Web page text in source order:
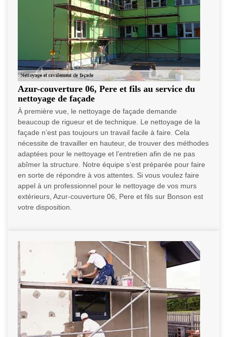
Azur-couverture 06, Pere et fils au service du
nettoyage de façade
À première vue, le nettoyage de façade demande
beaucoup de rigueur et de technique. Le nettoyage de la
façade n’est pas toujours un travail facile à faire. Cela
nécessite de travailler en hauteur, de trouver des méthodes
adaptées pour le nettoyage et l’entretien afin de ne pas
abîmer la structure. Notre équipe s’est préparée pour faire
en sorte de répondre à vos attentes. Si vous voulez faire
appel à un professionnel pour le nettoyage de vos murs
extérieurs, Azur-couverture 06, Pere et fils sur Bonson est
votre disposition.